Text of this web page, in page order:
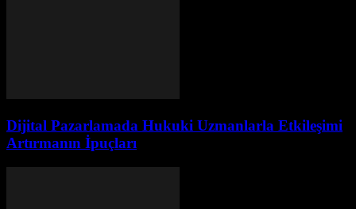
Dijital Pazarlamada Hukuki Uzmanlarla Etkileşimi
Artırmanın İpuçları